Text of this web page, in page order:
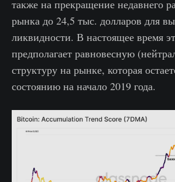
также на прекращение недавнего
рынка до 24,5 тыс. долларов для
ликвидности. В настоящее время
предполагает равновесную
структуру на рынке, которая
состоянию на начало 2019 года.